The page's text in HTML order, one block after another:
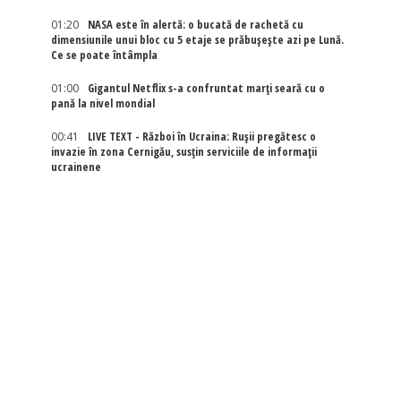
01:20
NASA este în alertă: o bucată de rachetă cu
dimensiunile unui bloc cu 5 etaje se prăbușește azi pe Lună.
Ce se poate întâmpla
01:00
Gigantul Netflix s-a confruntat marţi seară cu o
pană la nivel mondial
00:41
LIVE TEXT - Război în Ucraina: Rușii pregătesc o
invazie în zona Cernigău, susțin serviciile de informații
ucrainene